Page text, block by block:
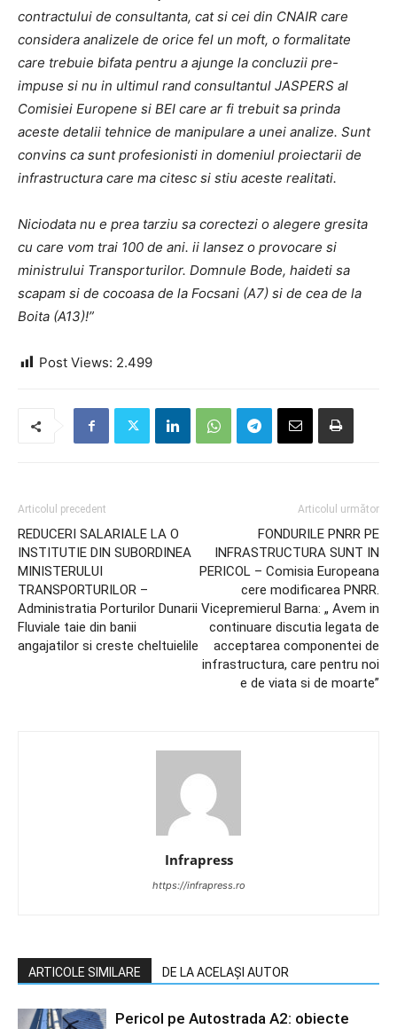
contractului de consultanta, cat si cei din CNAIR care
considera analizele de orice fel un moft, o formalitate
care trebuie bifata pentru a ajunge la concluzii pre-
impuse si nu in ultimul rand consultantul JASPERS al
Comisiei Europene si BEI care ar fi trebuit sa prinda
aceste detalii tehnice de manipulare a unei analize. Sunt
convins ca sunt profesionisti in domeniul proiectarii de
infrastructura care ma citesc si stiu aceste realitati.
Niciodata nu e prea tarziu sa corectezi o alegere gresita
cu care vom trai 100 de ani. ii lansez o provocare si
ministrului Transporturilor. Domnule Bode, haideti sa
scapam si de cocoasa de la Focsani (A7) si de cea de la
Boita (A13)!”
Post Views: 2.499
Articolul precedent
REDUCERI SALARIALE LA O
INSTITUTIE DIN SUBORDINEA
MINISTERULUI
TRANSPORTURILOR –
Administratia Porturilor Dunarii
Fluviale taie din banii
angajatilor si creste cheltuielile
Articolul următor
FONDURILE PNRR PE
INFRASTRUCTURA SUNT IN
PERICOL – Comisia Europeana
cere modificarea PNRR.
Vicepremierul Barna: „ Avem in
continuare discutia legata de
acceptarea componentei de
infrastructura, care pentru noi
e de viata si de moarte”
Infrapress
https://infrapress.ro
ARTICOLE SIMILARE DE LA ACELAȘI AUTOR
Pericol pe Autostrada A2: obiecte